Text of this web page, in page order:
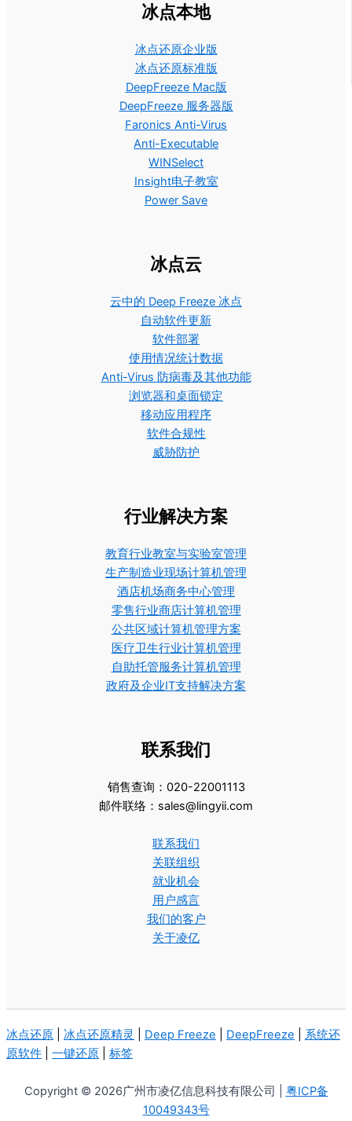
冰点本地
冰点还原企业版
冰点还原标准版
DeepFreeze Mac版
DeepFreeze 服务器版
Faronics Anti-Virus
Anti-Executable
WINSelect
Insight电子教室
Power Save
冰点云
云中的 Deep Freeze 冰点
自动软件更新
软件部署
使用情况统计数据
Anti-Virus 防病毒及其他功能
浏览器和桌面锁定
移动应用程序
软件合规性
威胁防护
行业解决方案
教育行业教室与实验室管理
生产制造业现场计算机管理
酒店机场商务中心管理
零售行业商店计算机管理
公共区域计算机管理方案
医疗卫生行业计算机管理
自助托管服务计算机管理
政府及企业IT支持解决方案
联系我们
销售查询：020-22001113
邮件联络：sales@lingyii.com
联系我们
关联组织
就业机会
用户感言
我们的客户
关于凌亿
冰点还原 冰点还原精灵 Deep Freeze DeepFreeze
系统还
原软件
一键还原 标签
Copyright © 2026广州市凌亿信息科技有限公司 | 粤ICP备
10049343号